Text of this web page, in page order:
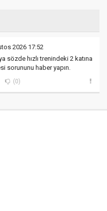
2026 17:52
sözde hızlı trenindeki 2 katına
sorununu haber yapın.
(0)